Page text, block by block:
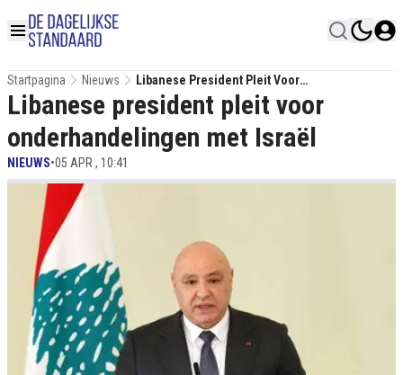
Startpagina Nieuws
Libanese President Pleit Voor
Onderhandelingen Met Israël
Libanese president pleit voor
onderhandelingen met Israël
NIEUWS•05 APR , 10:41